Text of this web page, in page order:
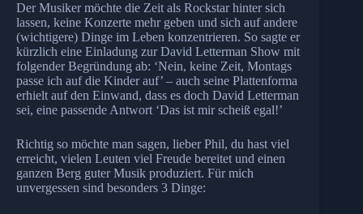
Der Musiker möchte die Zeit als Rockstar hinter sich
lassen, keine Konzerte mehr geben und sich auf andere
(wichtigere) Dinge im Leben konzentrieren. So sagte er
kürzlich eine Einladung zur David Letterman Show mit
folgender Begründung ab: ‘Nein, keine Zeit, Montags
passe ich auf die Kinder auf’ – auch seine Plattenforma
erhielt auf den Einwand, dass es doch David Letterman
sei, eine passende Antwort ‘Das ist mir scheiß egal!’
Richtig so möchte man sagen, lieber Phil, du hast viel
erreicht, vielen Leuten viel Freude bereitet und einen
ganzen Berg guter Musik produziert. Für mich
unvergessen sind besonders 3 Dinge: